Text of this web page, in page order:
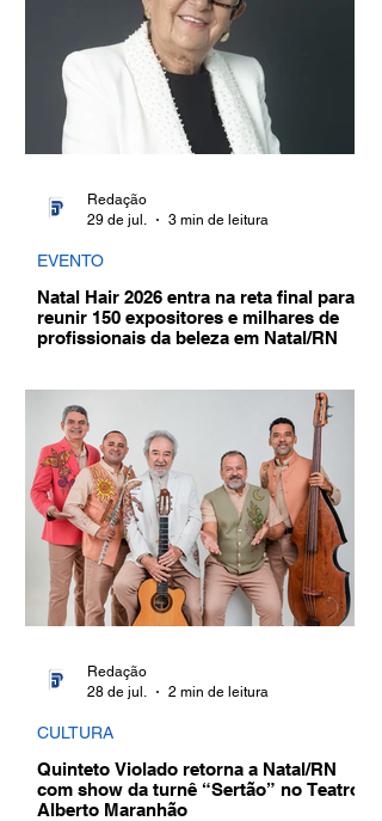
Natal Hair 2026 entra na reta final para
reunir 150 expositores e milhares de
profissionais da beleza em Natal/RN
EVENTO
Redação
29 de jul.
3 min de leitura
Quinteto Violado retorna a Natal/RN
com show da turnê “Sertão” no Teatro
Alberto Maranhão
CULTURA
Redação
28 de jul.
2 min de leitura